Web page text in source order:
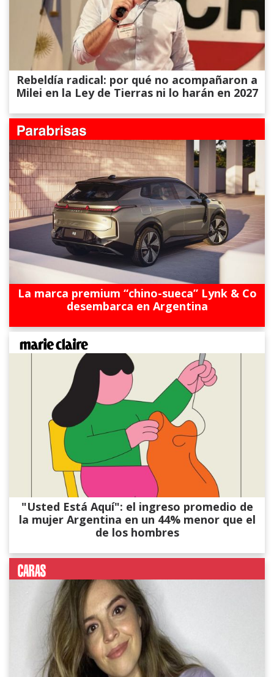
Rebeldía radical: por qué no acompañaron a
Milei en la Ley de Tierras ni lo harán en 2027
La marca premium “chino-sueca” Lynk & Co
desembarca en Argentina
"Usted Está Aquí": el ingreso promedio de
la mujer Argentina en un 44% menor que el
de los hombres